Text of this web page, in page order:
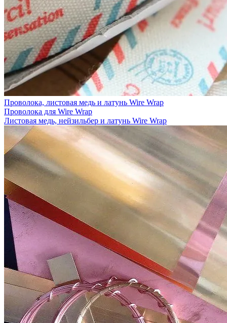
Проволока, листовая медь и латунь Wire Wrap
Проволока для Wire Wrap
Листовая медь, нейзильбер и латунь Wire Wrap